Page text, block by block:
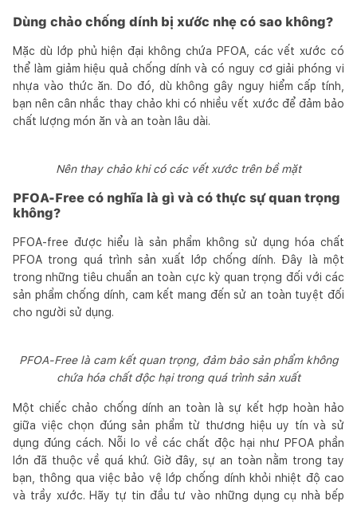
Dùng chảo chống dính bị xước nhẹ có sao không?
Mặc dù lớp phủ hiện đại không chứa PFOA, các vết xước có
thể làm giảm hiệu quả chống dính và có nguy cơ giải phóng vi
nhựa vào thức ăn. Do đó, dù không gây nguy hiểm cấp tính,
bạn nên cân nhắc thay chảo khi có nhiều vết xước để đảm bảo
chất lượng món ăn và an toàn lâu dài.
Nên thay chảo khi có các vết xước trên bề mặt
PFOA-Free có nghĩa là gì và có thực sự quan trọng
không?
PFOA-free được hiểu là sản phẩm không sử dụng hóa chất
PFOA trong quá trình sản xuất lớp chống dính. Đây là một
trong những tiêu chuẩn an toàn cực kỳ quan trọng đối với các
sản phẩm chống dính, cam kết mang đến sử an toàn tuyệt đối
cho người sử dụng.
PFOA-Free là cam kết quan trọng, đảm bảo sản phẩm không
chứa hóa chất độc hại trong quá trình sản xuất
Một chiếc chảo chống dính an toàn là sự kết hợp hoàn hảo
giữa việc chọn đúng sản phẩm từ thương hiệu uy tín và sử
dụng đúng cách. Nỗi lo về các chất độc hại như PFOA phần
lớn đã thuộc về quá khứ. Giờ đây, sự an toàn nằm trong tay
bạn, thông qua việc bảo vệ lớp chống dính khỏi nhiệt độ cao
và trầy xước. Hãy tự tin đầu tư vào những dụng cụ nhà bếp